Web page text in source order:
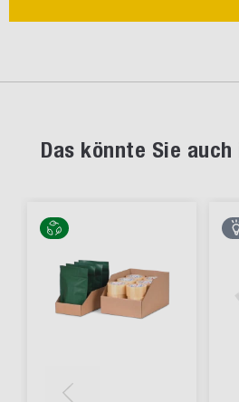
Das könnte Sie